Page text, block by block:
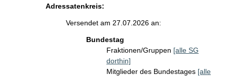
Adressatenkreis:
Versendet am 27.07.2026 an:
Bundestag
Fraktionen/Gruppen [alle SG
dorthin]
Mitglieder des Bundestages [alle